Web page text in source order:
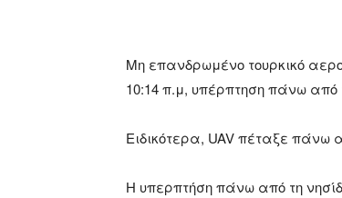
Μη επανδρωμένο τουρκικό
10:14 π.μ, υπέρπτηση πάνω από
Ειδικότερα, UAV πέταξε πάνω
Η υπερπτήση πάνω από τη